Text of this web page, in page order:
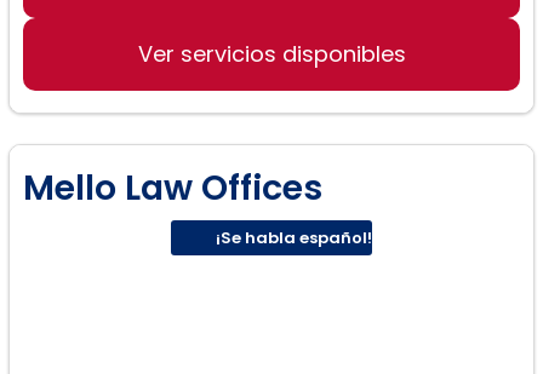
Ver servicios disponibles
Mello Law Offices
¡Se habla español!